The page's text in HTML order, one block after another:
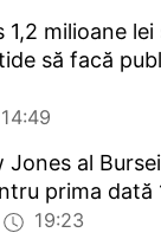
1,2 milioane
să facă
14:49
Jones al
prima dată
19:23